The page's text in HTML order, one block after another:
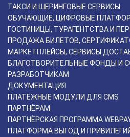
ТАКСИ И ШЕРИНГОВЫЕ СЕРВИСЫ
ОБУЧАЮЩИЕ, ЦИФРОВЫЕ
ГОСТИНИЦЫ, ТУРАГЕНТСТВА И
ПРОДАЖА БИЛЕТОВ,
МАРКЕТПЛЕЙСЫ, СЕРВИСЫ
БЛАГОТВОРИТЕЛЬНЫЕ ФОНДЫ И
РАЗРАБОТЧИКАМ
ДОКУМЕНТАЦИЯ
ПЛАТЁЖНЫЕ МОДУЛИ ДЛЯ CMS
ПАРТНЁРАМ
ПАРТНЁРСКАЯ ПРОГРАММА
ПЛАТФОРМА ВЫГОД И ПРИВИЛЕГИЙ